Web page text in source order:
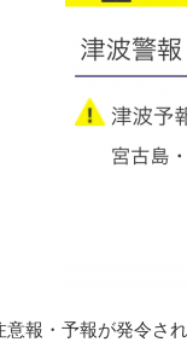
報・予報が発令さ